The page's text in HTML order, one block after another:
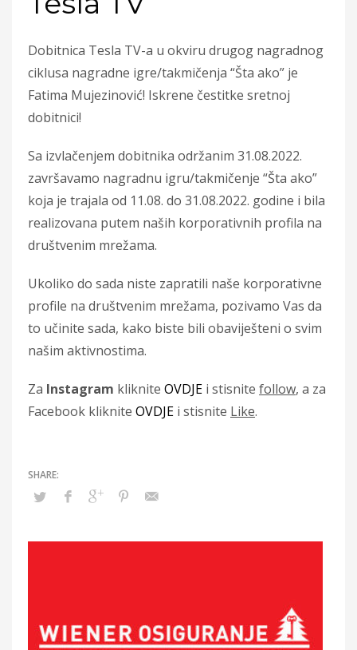
Dobitnica Tesla TV-a u okviru drugog nagradnog
ciklusa nagradne igre/takmičenja “Šta ako” je
Fatima Mujezinović! Iskrene čestitke sretnoj
dobitnici!
Sa izvlačenjem dobitnika održanim 31.08.2022.
završavamo nagradnu igru/takmičenje “Šta ako”
koja je trajala od 11.08. do 31.08.2022. godine i bila
realizovana putem naših korporativnih profila na
društvenim mrežama.
Ukoliko do sada niste zapratili naše korporativne
profile na društvenim mrežama, pozivamo Vas da
to učinite sada, kako biste bili obaviješteni o svim
našim aktivnostima.
Za Instagram kliknite OVDJE i stisnite follow, a za
Facebook kliknite OVDJE i stisnite Like.